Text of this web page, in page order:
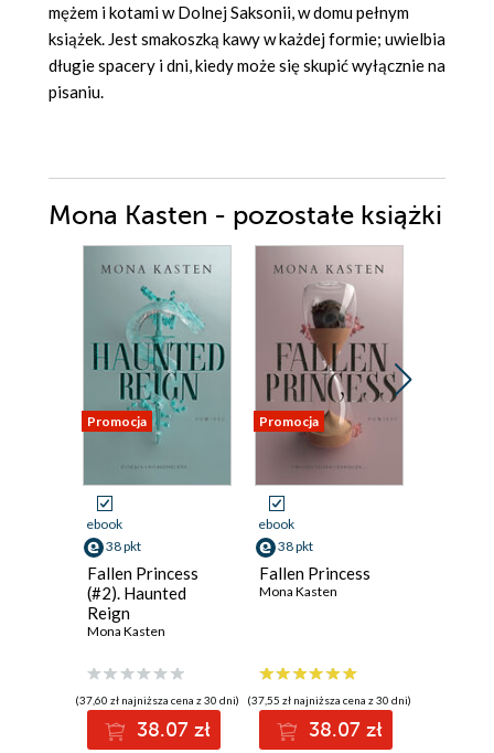
mężem i kotami w Dolnej Saksonii, w domu pełnym
książek. Jest smakoszką kawy w każdej formie; uwielbia
długie spacery i dni, kiedy może się skupić wyłącznie na
pisaniu.
Mona Kasten - pozostałe książki
Promocja
ebook
38 pkt
Fallen Princess
(#2). Haunted
Reign
Mona Kasten
(37,60 zł najniższa cena z 30 dni)
38.07 zł
Promocja
ebook
38 pkt
Fallen Princess
Mona Kasten
(37,55 zł najniższa cena z 30 dni)
38.07 zł